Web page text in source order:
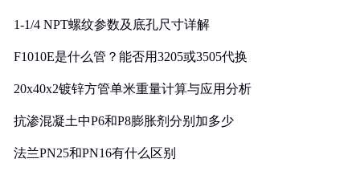
1-1/4 NPT螺纹参数及底孔尺寸详解
F1010E是什么管？能否用3205或3505代换
20x40x2镀锌方管单米重量计算与应用分析
抗渗混凝土中P6和P8膨胀剂分别加多少
法兰PN25和PN16有什么区别